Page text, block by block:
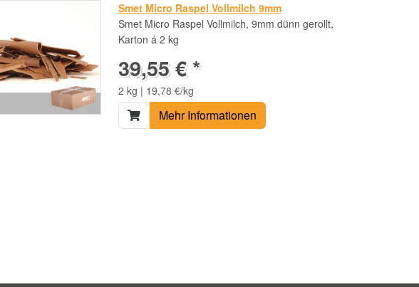
Smet Micro Raspel Vollmilch 9mm
Smet Micro Raspel Vollmilch, 9mm dünn gerollt,
Karton á 2 kg
39,55 € *
2 kg | 19,78 €/kg
Mehr Informationen